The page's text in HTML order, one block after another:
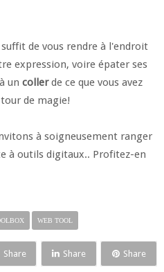
de vous rendre à l'endroit
expression, voire épater ses
un collerde ce que vous avez
de magie!
à soigneusement ranger
à outils digitaux.. Profitez-en
WEB TOOL
Share Share Share